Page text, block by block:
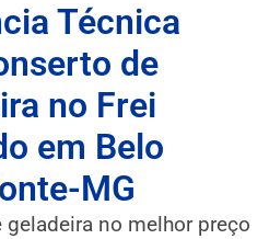
Técnica
de
no Frei
em Belo
MG
no melhor preço